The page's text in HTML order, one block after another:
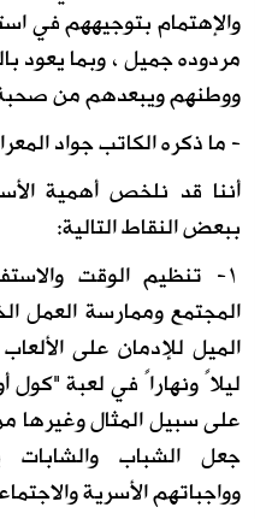
والإهتمام بتوجيههم في
مردوده جميل ، وبما يعود
ووطنهم ويبعدهم من
- ما ذكره الكاتب جواد
أننا قد نلخص أهمية
ببعض النقاط التالية:
١- تنظيم الوقت
المجتمع وممارسة العمل
الميل للإدمان على
على سبيل المثال
جعل الشباب والشابات
وواجباتهم الأسرية